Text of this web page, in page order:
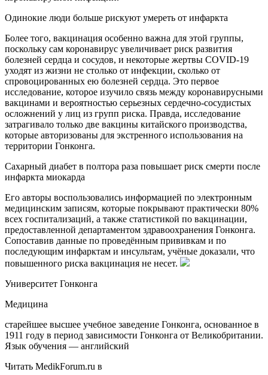
Одинокие люди больше рискуют умереть от инфаркта
Более того, вакцинация особенно важна для этой группы,
поскольку сам коронавирус увеличивает риск развития
болезней сердца и сосудов, и некоторые жертвы COVID-19
уходят из жизни не столько от инфекции, сколько от
спровоцированных ею болезней сердца. Это первое
исследование, которое изучило связь между коронавирусными
вакцинами и вероятностью серьезных сердечно-сосудистых
осложнений у лиц из групп риска. Правда, исследование
затрагивало только две вакцины китайского производства,
которые авторизованы для экстренного использования на
территории Гонконга.
Сахарный диабет в полтора раза повышает риск смерти после
инфаркта миокарда
Его авторы воспользовались информацией по электронным
медицинским записям, которые покрывают практически 80%
всех госпитализаций, а также статистикой по вакцинации,
предоставленной департаментом здравоохранения Гонконга.
Сопоставив данные по проведённым прививкам и по
последующим инфарктам и инсультам, учёные доказали, что
повышенного риска вакцинация не несет.
Университет Гонконга
Медицина
старейшее высшее учебное заведение Гонконга, основанное в
1911 году в период зависимости Гонконга от Великобритании.
Язык обучения — английский
Читать MedikForum.ru в